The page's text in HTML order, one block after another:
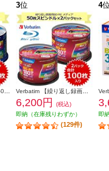
Verbatim BD-R 1-6倍速 50枚スピンドルケース インクジェットプリンタ対応 2個セット VBR130RP50V4-2-ESET
3位
Verbatim 【繰り返し録画対応】BD-RE 50枚 2倍速 スピンドルケース プリンタブル対応 ワイド印刷エリア対応 2個セット VBE130NP50SV1-2-ESET
6,200円
(税込)
即納（在庫残りわずか）
(129件)
4
即